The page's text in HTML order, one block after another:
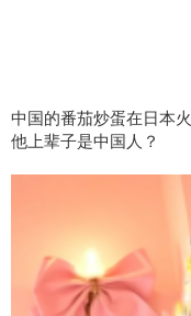
中国的番茄炒蛋在日本
他上辈子是中国人？